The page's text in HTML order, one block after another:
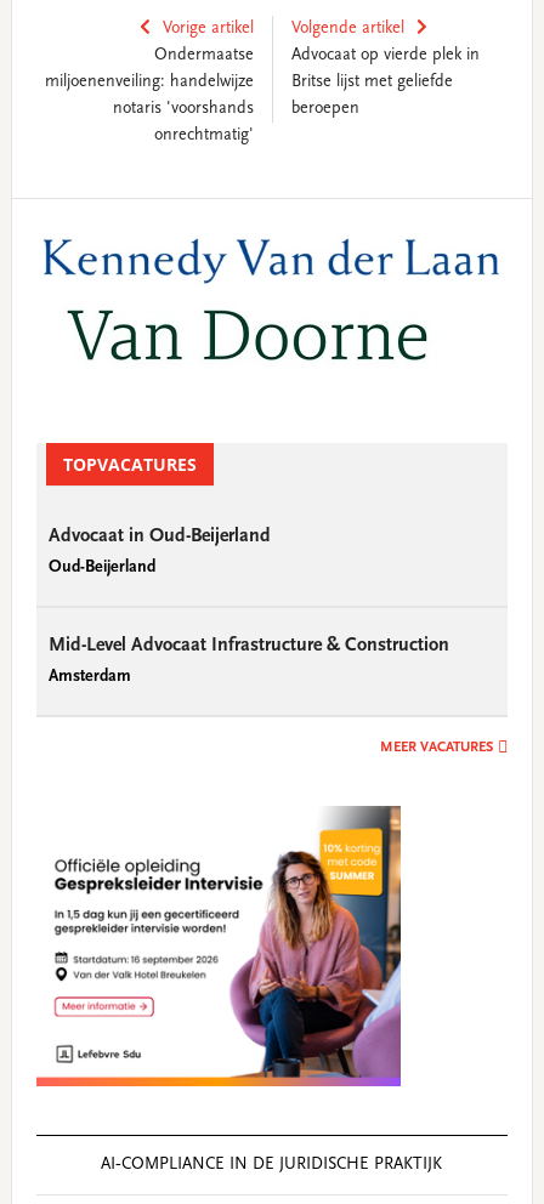
Vorige artikel
Ondermaatse
miljoenenveiling: handelwijze
notaris 'voorshands
onrechtmatig'
Volgende artikel
Advocaat op vierde plek in
Britse lijst met geliefde
beroepen
Sidebar
TOPVACATURES
Advocaat in Oud-Beijerland
Oud-Beijerland
Mid-Level Advocaat Infrastructure & Construction
Amsterdam
MEER VACATURES
AI‑COMPLIANCE IN DE JURIDISCHE PRAKTIJK